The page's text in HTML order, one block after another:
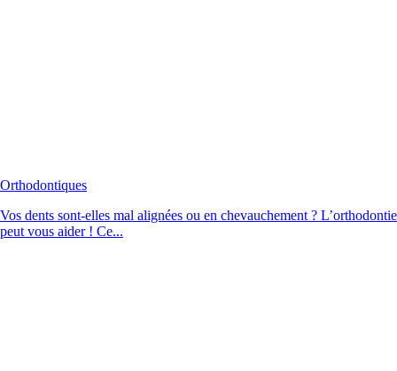
Orthodontiques
Vos dents sont-elles mal alignées ou en chevauchement ? L’orthodontie
peut vous aider ! Ce...